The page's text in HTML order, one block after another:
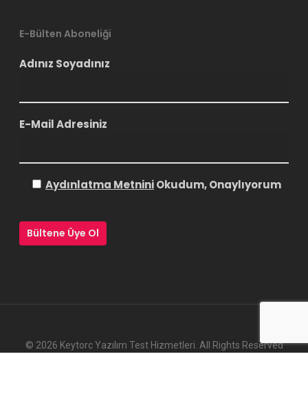
E-Bülten Aboneliği
Adınız Soyadınız
E-Mail Adresiniz
Aydınlatma MetniniOkudum, Onaylıyorum
© 2026 Keytorc Yazılım Test Hizmetleri. All Rights Reserved